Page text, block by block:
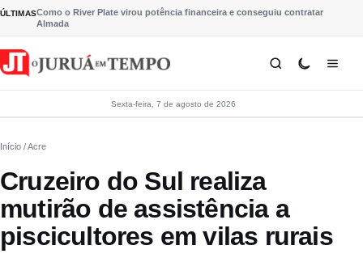
Pular para o conteúdo
ÚLTIMASComo o River Plate virou potência financeira e conseguiu contratar
Almada
Sexta-feira, 7 de agosto de 2026
Início / Acre
Cruzeiro do Sul realiza
mutirão de assistência a
piscicultores em vilas rurais